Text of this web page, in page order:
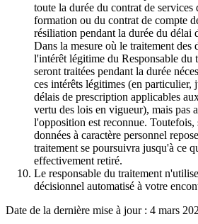
toute la durée du contrat de
formation ou du contrat de compte
résiliation pendant la durée du délai
Dans la mesure où le traitement des
l'intérêt légitime du Responsable du
seront traitées pendant la durée
ces intérêts légitimes (en particulier,
délais de prescription applicables
vertu des lois en vigueur), mais pas
l'opposition est reconnue. Toutefois,
données à caractère personnel
traitement se poursuivra jusqu'à ce
effectivement retiré.
Le responsable du traitement
décisionnel automatisé à votre
Date de la dernière mise à jour : 4 mars